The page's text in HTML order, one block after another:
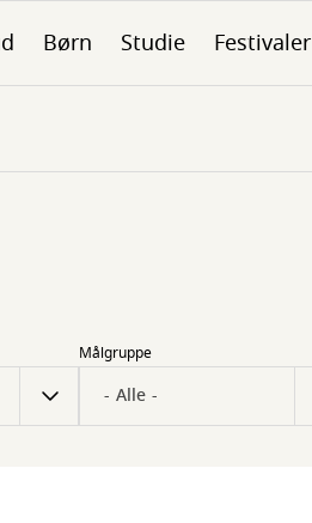
Børn Studie Festivaler
Målgruppe